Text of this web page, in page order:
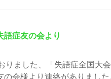
症友の会より
ました、「失語症全国大
会様より連絡がありました